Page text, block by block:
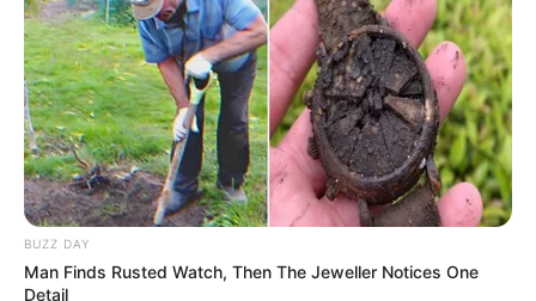
BUZZ DAY
Man Finds Rusted Watch, Then The Jeweller Notices One
Detail